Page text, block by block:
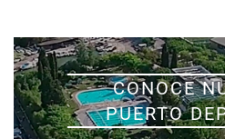
CONOCE
PUERTO